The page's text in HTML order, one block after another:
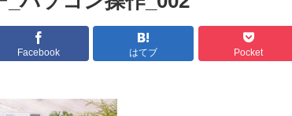
Facebook はてブ Pocket